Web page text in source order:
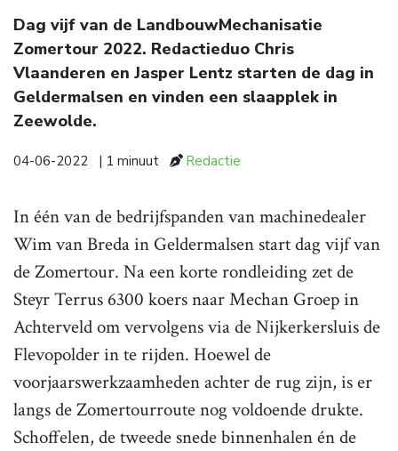
Dag vijf van de LandbouwMechanisatie
Zomertour 2022. Redactieduo Chris
Vlaanderen en Jasper Lentz starten de dag in
Geldermalsen en vinden een slaapplek in
Zeewolde.
04-06-2022 | 1 minuut Redactie
In één van de bedrijfspanden van machinedealer
Wim van Breda in Geldermalsen start dag vijf van
de Zomertour. Na een korte rondleiding zet de
Steyr Terrus 6300 koers naar Mechan Groep in
Achterveld om vervolgens via de Nijkerkersluis de
Flevopolder in te rijden. Hoewel de
voorjaarswerkzaamheden achter de rug zijn, is er
langs de Zomertourroute nog voldoende drukte.
Schoffelen, de tweede snede binnenhalen én de